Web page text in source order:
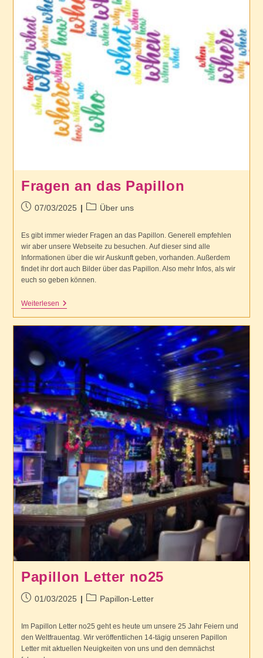
Fragen an das Papillon
Beitrag07/03/2025
Beitrags-
Über uns
Es gibt immer wieder Fragen an das Papillon. Generell empfehlen
wir aber unsere Webseite zu besuchen. Auf dieser sind alle
Informationen über die wir Auskunft geben, vorhanden. Außerdem
findet ihr dort auch Bilder über das Papillon. Also mehr Infos, als wir
euch so geben können.
WeiterlesenFragen
Papillon
Papillon Letter no25
Beitrag01/03/2025
Beitrags-
Papillon-Letter
Im Papillon Letter no25 geht es heute um unsere 25 Jahr Feiern und
den Weltfrauentag. Wir veröffentlichen 14-tägig unseren Papillon
Letter mit aktuellen Neuigkeiten von uns und den demnächst